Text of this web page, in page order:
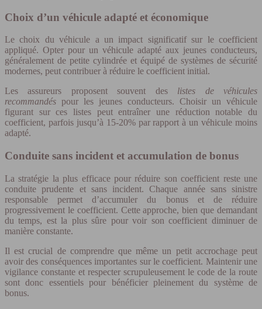
Choix d’un véhicule adapté et économique
Le choix du véhicule a un impact significatif sur le coefficient
appliqué. Opter pour un véhicule adapté aux jeunes conducteurs,
généralement de petite cylindrée et équipé de systèmes de sécurité
modernes, peut contribuer à réduire le coefficient initial.
Les assureurs proposent souvent des listes de véhicules
recommandés pour les jeunes conducteurs. Choisir un véhicule
figurant sur ces listes peut entraîner une réduction notable du
coefficient, parfois jusqu’à 15-20% par rapport à un véhicule moins
adapté.
Conduite sans incident et accumulation de bonus
La stratégie la plus efficace pour réduire son coefficient reste une
conduite prudente et sans incident. Chaque année sans sinistre
responsable permet d’accumuler du bonus et de réduire
progressivement le coefficient. Cette approche, bien que demandant
du temps, est la plus sûre pour voir son coefficient diminuer de
manière constante.
Il est crucial de comprendre que même un petit accrochage peut
avoir des conséquences importantes sur le coefficient. Maintenir une
vigilance constante et respecter scrupuleusement le code de la route
sont donc essentiels pour bénéficier pleinement du système de
bonus.